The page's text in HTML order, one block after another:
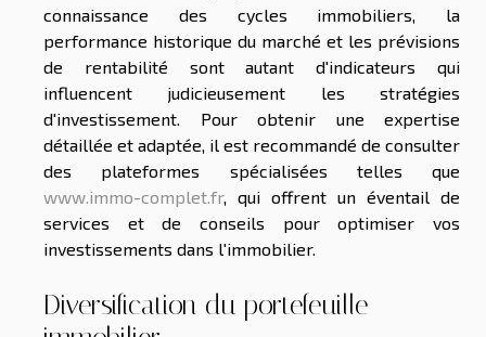
connaissance des cycles immobiliers, la
performance historique du marché et les prévisions
de rentabilité sont autant d'indicateurs qui
influencent judicieusement les stratégies
d'investissement. Pour obtenir une expertise
détaillée et adaptée, il est recommandé de consulter
des plateformes spécialisées telles que
www.immo-complet.fr, qui offrent un éventail de
services et de conseils pour optimiser vos
investissements dans l'immobilier.
Diversification du portefeuille